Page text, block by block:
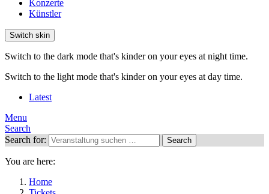
Konzerte
Künstler
Switch skin
Switch to the dark mode that's kinder on your eyes at night time.
Switch to the light mode that's kinder on your eyes at day time.
Latest
Menu
Search
Search for:
Search
You are here:
Home